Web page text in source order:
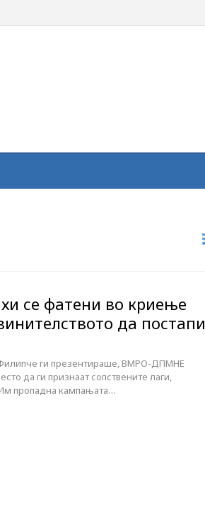
се фатени во криење
да постапи
Филипче ги презентираше, ВМРО-ДПМНЕ
да ги признаат сопствените лаги,
пропадна кампањата…